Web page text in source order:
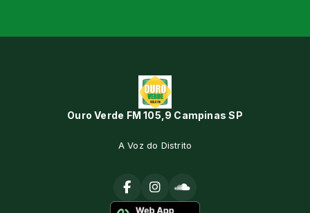
Ouro Verde FM 105,9 Campinas SP
A Voz do Distrito